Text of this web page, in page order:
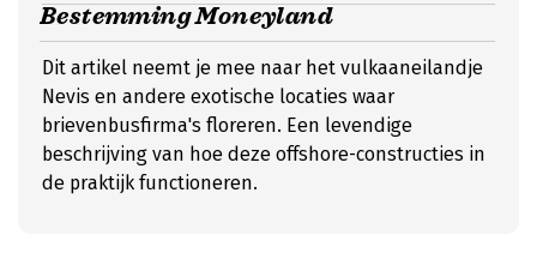
Bestemming Moneyland
Dit artikel neemt je mee naar het vulkaaneilandje
Nevis en andere exotische locaties waar
brievenbusfirma's floreren. Een levendige
beschrijving van hoe deze offshore-constructies in
de praktijk functioneren.